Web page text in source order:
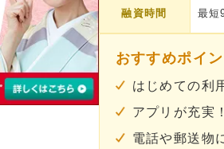
融資時間 最短
おすすめポイン
はじめての利
アプリが充実
電話や郵送物